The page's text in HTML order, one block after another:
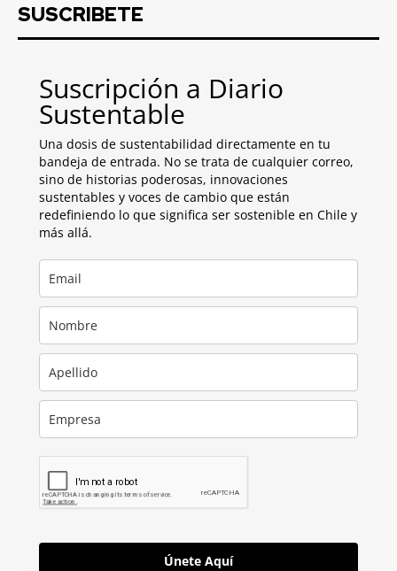
SUSCRIBETE
Suscripción a Diario
Sustentable
Una dosis de sustentabilidad directamente en tu
bandeja de entrada. No se trata de cualquier correo,
sino de historias poderosas, innovaciones
sustentables y voces de cambio que están
redefiniendo lo que significa ser sostenible en Chile y
más allá.
Únete Aquí